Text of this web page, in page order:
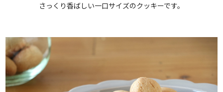
さっくり香ばしい一口サイズのクッキーです。